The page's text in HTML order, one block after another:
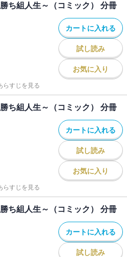
ち組人生～（コミック） 分冊
カートに入れる
試し読み
お気に入り
らすじを見る
ち組人生～（コミック） 分冊
カートに入れる
試し読み
お気に入り
らすじを見る
ち組人生～（コミック） 分冊
カートに入れる
試し読み